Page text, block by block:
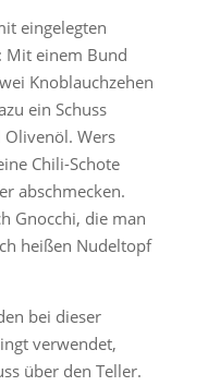
eingelegten
Mit einem Bund
Knoblauchzehen
ein Schuss
Olivenöl. Wers
Chili-Schote
abschmecken.
Gnocchi, die man
heißen Nudeltopf
bei dieser
verwendet,
über den Teller.